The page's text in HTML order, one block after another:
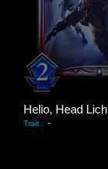
Helio, Head Lich
Trait : -